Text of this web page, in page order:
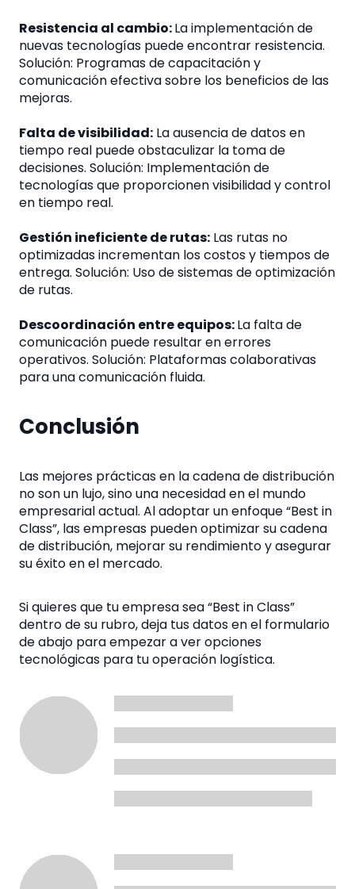
Resistencia al cambio:La implementación de
nuevas tecnologías puede encontrar resistencia.
Solución: Programas de capacitación y
comunicación efectiva sobre los beneficios de las
mejoras.
Falta de visibilidad: La ausencia de datos en
tiempo real puede obstaculizar la toma de
decisiones. Solución: Implementación de
tecnologías que proporcionen visibilidad y control
en tiempo real.
Gestión ineficiente de rutas: Las rutas no
optimizadas incrementan los costos y tiempos de
entrega. Solución: Uso de sistemas de optimización
de rutas.
Descoordinación entre equipos:La falta de
comunicación puede resultar en errores
operativos. Solución: Plataformas colaborativas
para una comunicación fluida.
Conclusión
Las mejores prácticas en la cadena de distribución
no son un lujo, sino una necesidad en el mundo
empresarial actual. Al adoptar un enfoque “Best in
Class”, las empresas pueden optimizar su cadena
de distribución, mejorar su rendimiento y asegurar
su éxito en el mercado.
Si quieres que tu empresa sea “Best in Class”
dentro de su rubro, deja tus datos en el formulario
de abajo para empezar a ver opciones
tecnológicas para tu operación logística.